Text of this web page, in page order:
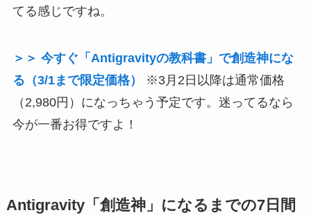
てる感じですね。
＞＞ 今すぐ「Antigravityの教科書」で創造神にな
る（3/1まで限定価格）
※3月2日以降は通常価格
（2,980円）になっちゃう予定です。迷ってるなら
今が一番お得ですよ！
Antigravity「創造神」になるまでの7日間